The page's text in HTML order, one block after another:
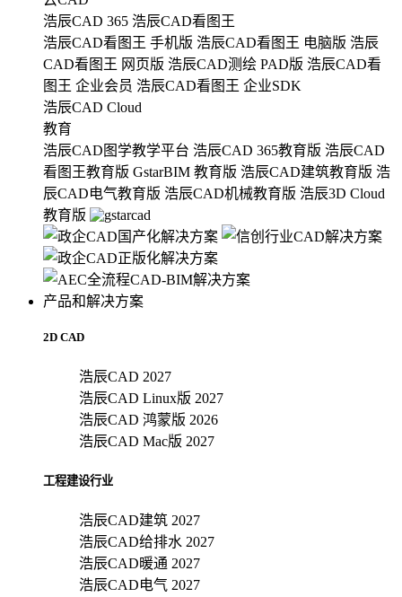
浩辰CAD 365 浩辰CAD看图王
浩辰CAD看图王 手机版 浩辰CAD看图王 电脑版 浩辰
CAD看图王 网页版 浩辰CAD测绘 PAD版 浩辰CAD看
图王 企业会员 浩辰CAD看图王 企业SDK
浩辰CAD Cloud
教育
浩辰CAD图学教学平台 浩辰CAD 365教育版 浩辰CAD
看图王教育版 GstarBIM 教育版 浩辰CAD建筑教育版 浩
辰CAD电气教育版 浩辰CAD机械教育版 浩辰3D Cloud
教育版
产品和解决方案
2D CAD
浩辰CAD 2027
浩辰CAD Linux版 2027
浩辰CAD 鸿蒙版 2026
浩辰CAD Mac版 2027
工程建设行业
浩辰CAD建筑 2027
浩辰CAD给排水 2027
浩辰CAD暖通 2027
浩辰CAD电气 2027